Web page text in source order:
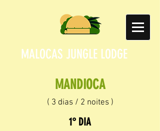
MALOCAS JUNGLE LODGE
MANDIOCA
( 3 dias / 2 noites )
1° DIA